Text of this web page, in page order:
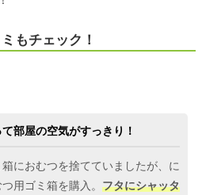
もチェック！
部屋の空気がすっきり！
におむつを捨てていましたが、に
用ゴミ箱を購入。 フタにシャッタ